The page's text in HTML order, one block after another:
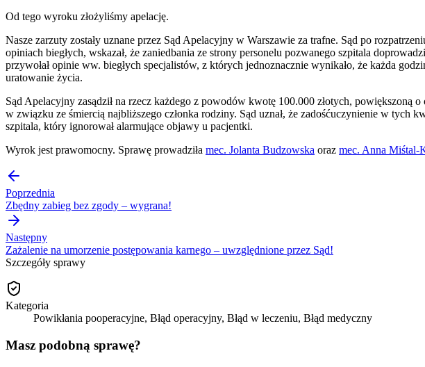
Od tego wyroku złożyliśmy apelację.
Nasze zarzuty zostały uznane przez Sąd Apelacyjny w Warszawie za trafne. Sąd po
opiniach biegłych, wskazał, że zaniedbania ze strony personelu pozwanego szpitala
przywołał opinie ww. biegłych specjalistów, z których jednoznacznie wynikało, że każda
uratowanie życia.
Sąd Apelacyjny zasądził na rzecz każdego z powodów kwotę 100.000 złotych, powiększoną
w związku ze śmiercią najbliższego członka rodziny. Sąd uznał, że zadośćuczynienie w tych
szpitala, który ignorował alarmujące objawy u pacjentki.
Wyrok jest prawomocny. Sprawę prowadziła mec. Jolanta Budzowska oraz mec. Anna Miśtal-
Poprzednia
Zbędny zabieg bez zgody – wygrana!
Następny
Zażalenie na umorzenie postępowania karnego – uwzględnione przez Sąd!
Szczegóły sprawy
Kategoria
Powikłania pooperacyjne, Błąd operacyjny, Błąd w leczeniu, Błąd medyczny
Masz podobną sprawę?